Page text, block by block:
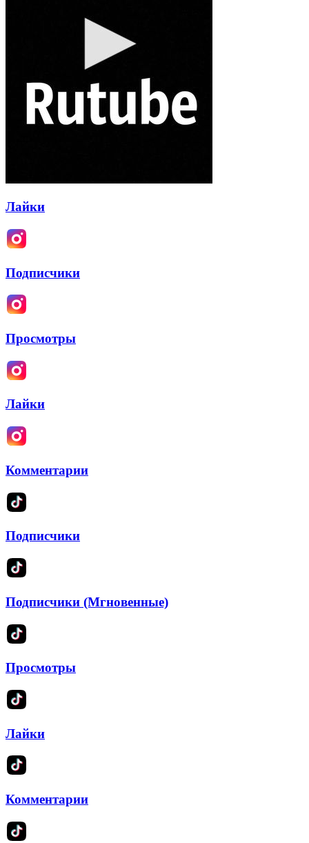
Лайки
Подписчики
Просмотры
Лайки
Комментарии
Подписчики
Подписчики (Мгновенные)
Просмотры
Лайки
Комментарии